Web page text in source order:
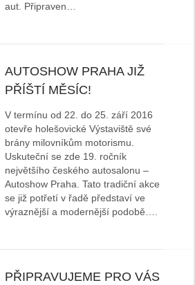
aut. Připraven…
AUTOSHOW PRAHA JIŽ
PŘÍŠTÍ MĚSÍC!
V termínu od 22. do 25. září 2016
otevře holešovické Výstaviště své
brány milovníkům motorismu.
Uskuteční se zde 19. ročník
největšího českého autosalonu –
Autoshow Praha. Tato tradiční akce
se již potřetí v řadě představí ve
výraznější a modernější podobě….
PŘIPRAVUJEME PRO VÁS